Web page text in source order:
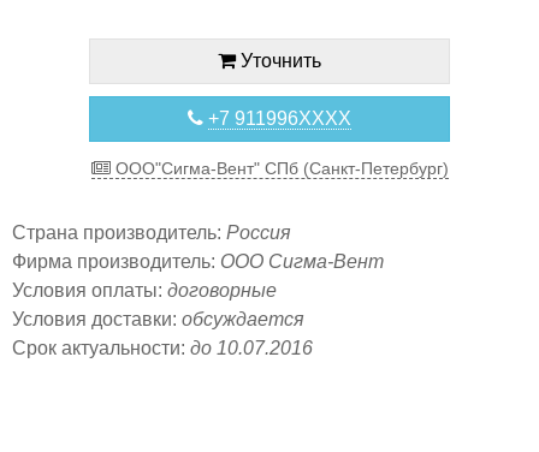
Уточнить
+7 911996XXXX
ООО"Сигма-Вент" СПб (Санкт-Петербург)
Страна производитель: Россия
Фирма производитель: ООО Сигма-Вент
Условия оплаты: договорные
Условия доставки: обсуждается
Срок актуальности: до 10.07.2016